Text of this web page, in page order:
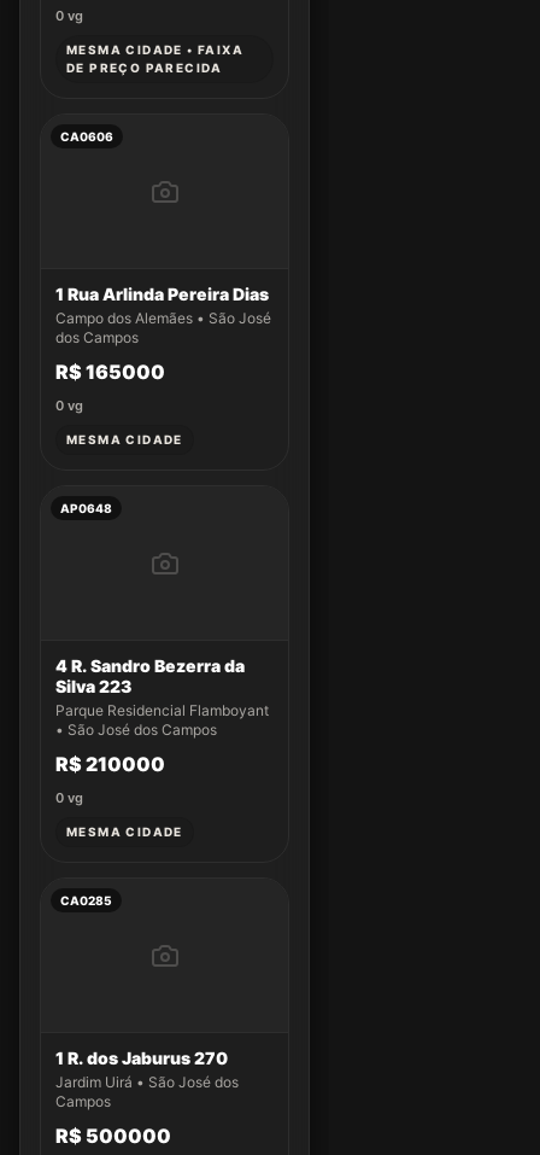
0 vg
MESMA CIDADE • FAIXA
DE PREÇO PARECIDA
CA0606
1 Rua Arlinda Pereira Dias
Campo dos Alemães • São José
dos Campos
R$ 165000
0 vg
MESMA CIDADE
AP0648
4 R. Sandro Bezerra da
Silva 223
Parque Residencial Flamboyant
• São José dos Campos
R$ 210000
0 vg
MESMA CIDADE
CA0285
1 R. dos Jaburus 270
Jardim Uirá • São José dos
Campos
R$ 500000